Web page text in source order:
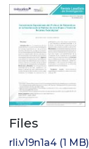
Files
rli.v19n1a4 (1 MB)